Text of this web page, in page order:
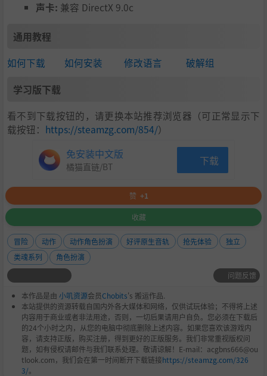
声卡: 兼容 DirectX 9.0c
通用教程
如何下载 如何安装 修改语言 破解组
学习版下载
看不到下载按钮的，请更换本站推荐浏览器（可正常显示下
载按钮： https://steamzg.com/854/）
免安装中文版
橘猫直链/BT 下载
赞 +1
收藏
冒险 动作 动作角色扮演 好评原生音轨 抢先体验
独立
类魂系列
角色扮演
问题反馈
本作品是由 小叽资源会员Chobits's 搬运作品.
本站提供的资源转载自国内外各大媒体和网络，仅供试玩体验；不得将上述
内容用于商业或者非法用途，否则，一切后果请用户自负。您必须在下载后
的24个小时之内，从您的电脑中彻底删除上述内容。如果您喜欢该游戏内
容，请支持正版，购买注册，得到更好的正版服务。我们非常重视版权问
题，如有侵权请邮件与我们联系处理。敬请谅解！E-mail：acgbns666@ou
tlook.com，我们会在第一时间断开下载链接https://steamzg.com/326
3/。